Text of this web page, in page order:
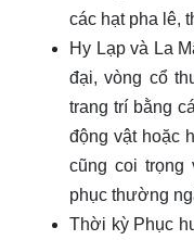
các hạt pha lê,
Hy Lạp và La
đại, vòng cổ
trang trí bằng
động vật hoặc
cũng coi trọng
phục thường
Thời kỳ Phục